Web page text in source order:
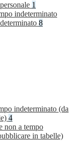
1
indeterminato
8
indeterminato (da
4
non a tempo
in tabelle)